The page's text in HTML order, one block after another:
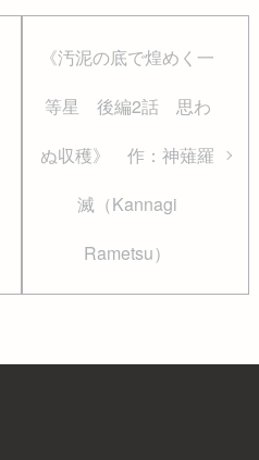
《汚泥の底で煌めく一
等星 後編2話 思わ
ぬ収穫》 作：神薙羅
滅（Kannagi
Rametsu）